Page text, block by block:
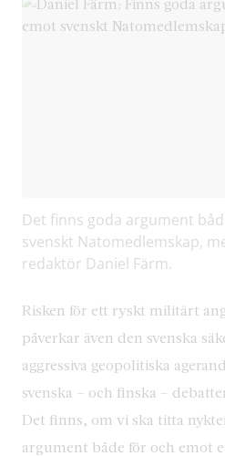
Det finns goda argument
svenskt Natomedlemskap,
redaktör Daniel Färm.
Risken för ett ryskt militärt
påverkar även den svenska
aggressiva geopolitiska
svenska – och finska –
Det finns, om vi ska titta
argument både för och emot